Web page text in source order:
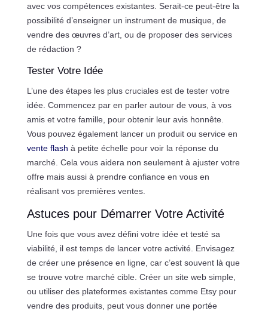
avec vos compétences existantes. Serait-ce peut-être la
possibilité d’enseigner un instrument de musique, de
vendre des œuvres d’art, ou de proposer des services
de rédaction ?
Tester Votre Idée
L’une des étapes les plus cruciales est de tester votre
idée. Commencez par en parler autour de vous, à vos
amis et votre famille, pour obtenir leur avis honnête.
Vous pouvez également lancer un produit ou service en
vente flash à petite échelle pour voir la réponse du
marché. Cela vous aidera non seulement à ajuster votre
offre mais aussi à prendre confiance en vous en
réalisant vos premières ventes.
Astuces pour Démarrer Votre Activité
Une fois que vous avez défini votre idée et testé sa
viabilité, il est temps de lancer votre activité. Envisagez
de créer une présence en ligne, car c’est souvent là que
se trouve votre marché cible. Créer un site web simple,
ou utiliser des plateformes existantes comme Etsy pour
vendre des produits, peut vous donner une portée